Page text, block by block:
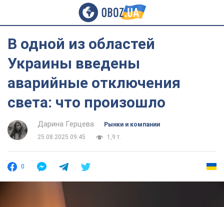
В одной из областей
Украины введены
аварийные отключения
света: что произошло
Дарина Герцева
Рынки и компании
25.08.2025 09:45
1,9 т.
0